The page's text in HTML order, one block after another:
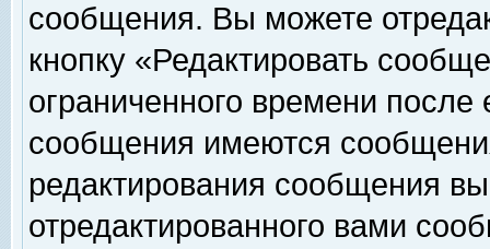
сообщения. Вы можете
кнопку «Редактировать
ограниченного времени
сообщения имеются
редактирования сообщения
отредактированного вами